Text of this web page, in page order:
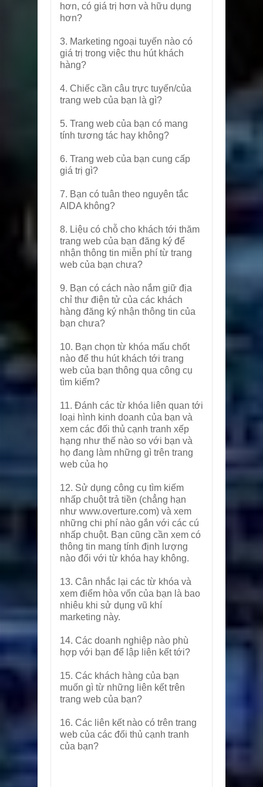
hơn, có giá trị hơn và hữu dụng
hơn?
3. Marketing ngoại tuyến nào có
giá trị trong việc thu hút khách
hàng?
4. Chiếc cần câu trực tuyến/của
trang web của bạn là gì?
5. Trang web của bạn có mang
tính tương tác hay không?
6. Trang web của bạn cung cấp
giá trị gì?
7. Bạn có tuân theo nguyên tắc
AIDA không?
8. Liệu có chỗ cho khách tới thăm
trang web của bạn đăng ký để
nhận thông tin miễn phí từ trang
web của bạn chưa?
9. Bạn có cách nào nắm giữ địa
chỉ thư điện tử của các khách
hàng đăng ký nhận thông tin của
bạn chưa?
10. Bạn chọn từ khóa mấu chốt
nào để thu hút khách tới trang
web của bạn thông qua công cụ
tìm kiếm?
11. Đánh các từ khóa liên quan tới
loại hình kinh doanh của bạn và
xem các đối thủ cạnh tranh xếp
hạng như thế nào so với bạn và
họ đang làm những gì trên trang
web của họ
12. Sử dụng công cụ tìm kiếm
nhấp chuột trả tiền (chẳng hạn
như www.overture.com) và xem
những chi phí nào gắn với các cú
nhấp chuột. Bạn cũng cần xem có
thông tin mang tính định lượng
nào đối với từ khóa hay không.
13. Cân nhắc lại các từ khóa và
xem điểm hòa vốn của bạn là bao
nhiêu khi sử dụng vũ khí
marketing này.
14. Các doanh nghiệp nào phù
hợp với bạn để lập liên kết tới?
15. Các khách hàng của bạn
muốn gì từ những liên kết trên
trang web của bạn?
16. Các liên kết nào có trên trang
web của các đối thủ cạnh tranh
của bạn?